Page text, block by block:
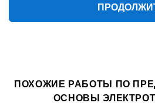
ПОХОЖИЕ РАБОТЫ ПО
ОСНОВЫ